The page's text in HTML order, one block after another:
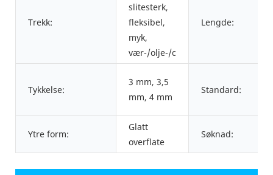
Trekk:
slitesterk,
fleksibel,
myk,
vær-/olje-/c
Lengde:
Tykkelse:
3 mm, 3,5
mm, 4 mm
Standard:
Ytre form:
Glatt
overflate
Søknad: